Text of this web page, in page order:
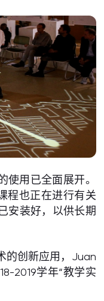
使用已全面展开。
程也正在进行有关
安装好，以供长期
的创新应用，Juan
2019学年“教学实